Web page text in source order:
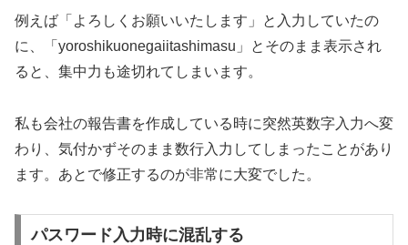
例えば「よろしくお願いいたします」と入力していたの
に、「yoroshikuonegaiitashimasu」とそのまま表示され
ると、集中力も途切れてしまいます。
私も会社の報告書を作成している時に突然英数字入力へ変
わり、気付かずそのまま数行入力してしまったことがあり
ます。あとで修正するのが非常に大変でした。
パスワード入力時に混乱する